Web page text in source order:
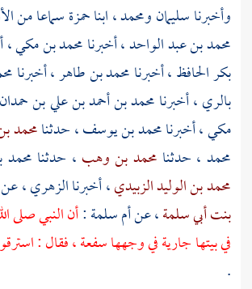
وأخبرناسليمان ومحمد، ابناحمزةسماعا من
محمد بن عبد الواحد، أخبرنامحمد بن مكي،
بكر الحافظ، أخبرنامحمد بن طاهر، أخبرنا
بالري، أخبرنامحمد بن أحمد بن علي بن حمدان
مكي، أخبرنامحمد بن يوسف، حدثنامحمد
محمد ، حدثنا محمد بن وهب ، حدثنا
محمد بن الوليد الزبيدي، أخبرناالزهري، عن
بنت أبي سلمة، عنأم سلمة:أن النبي صلى
في بيتها جارية في وجهها سفعة ، فقال :
.